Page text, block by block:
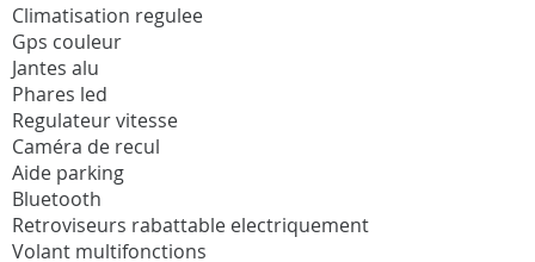
Climatisation regulee
Gps couleur
Jantes alu
Phares led
Regulateur vitesse
Caméra de recul
Aide parking
Bluetooth
Retroviseurs rabattable electriquement
Volant multifonctions